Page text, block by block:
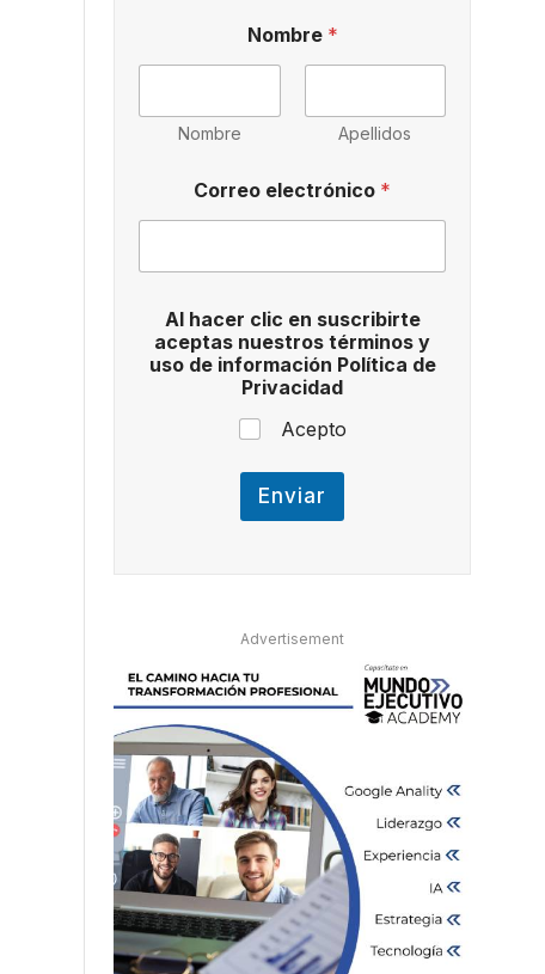
Nombre *
Nombre Apellidos
Correo electrónico *
e
u
s
o
c
p
t
a
Al hacer clic en suscribirte
aceptas nuestros términos y
uso de información Política de
Privacidad
Acepto
Enviar
Advertisement